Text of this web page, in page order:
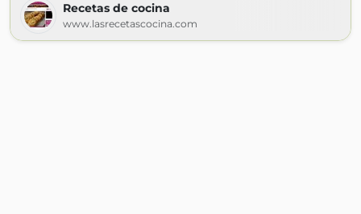
Recetas de cocina
www.lasrecetascocina.com